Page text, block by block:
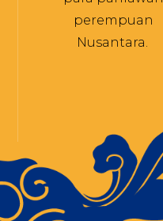
perempuan
Nusantara.